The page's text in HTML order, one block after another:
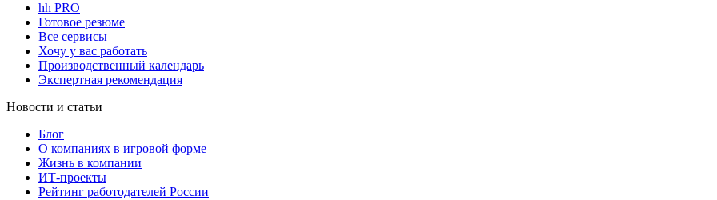
hh PRO
Готовое резюме
Все сервисы
Хочу у вас работать
Производственный календарь
Экспертная рекомендация
Новости и статьи
Блог
О компаниях в игровой форме
Жизнь в компании
ИТ-проекты
Рейтинг работодателей России